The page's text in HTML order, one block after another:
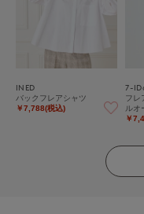
INED
バックフレアシャツ
￥7,788(税込)
7-
フレ
ルオ
￥